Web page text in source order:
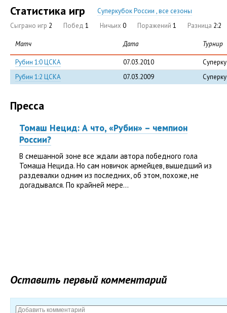
Статистика игр
Суперкубок России , все сезоны
Сыграно игр 2 Побед 1 Ничьих 0 Поражений 1 Разница 2:2
Матч Дата Турнир
Рубин 1:0 ЦСКА 07.03.2010
Рубин 1:2 ЦСКА
07.03.2009
Пресса
Томаш Нецид: А что, «Рубин» – чемпион
России?
В смешанной зоне все ждали автора победного гола
Томаша Нецида. Но сам новичок армейцев, вышедший из
раздевалки одним из последних, об этом, похоже, не
догадывался. По крайней мере...
Оставить первый комментарий